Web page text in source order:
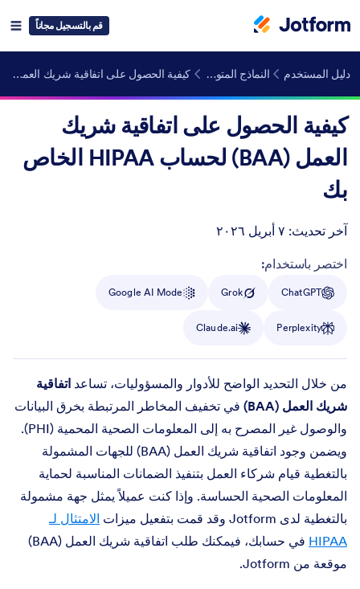
قم بالتسجيل مجاناً
دليل المستخدم النماذج المتوافقة مع HIPAA كيفية الحصول على اتفاقية شريك العمل (BAA) لحساب HIPAA الخاص بك
كيفية الحصول على اتفاقية شريك
العمل (BAA) لحساب HIPAA الخاص
بك
آخر تحديث:
Post ID
اختصر باستخدام:
ChatGPT
Grok
Google AI Mode
Perplexity
Claude.ai
من خلال التحديد الواضح للأدوار والمسؤوليات، تساعد اتفاقية
شريك العمل (BAA)
في تخفيف المخاطر المرتبطة بخرق البيانات
والوصول غير المصرح به إلى المعلومات الصحية المحمية (PHI).
ويضمن وجود اتفاقية شريك العمل (BAA) للجهات المشمولة
بالتغطية قيام شركاء العمل بتنفيذ الضمانات المناسبة لحماية
المعلومات الصحية الحساسة. وإذا كنت عميلاً يمثل جهة مشمولة
بالتغطية لدى Jotform وقد قمت بتفعيل ميزات
الامتثال لـ
HIPAA
في حسابك، فيمكنك طلب اتفاقية شريك العمل (BAA)
موقعة من Jotform.